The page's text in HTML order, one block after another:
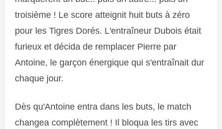
troisième ! Le score atteignit huit buts à zéro
pour les Tigres Dorés. L'entraîneur Dubois était
furieux et décida de remplacer Pierre par
Antoine, le garçon énergique qui s'entraînait dur
chaque jour.
Dès qu'Antoine entra dans les buts, le match
changea complètement ! Il bloqua les tirs avec